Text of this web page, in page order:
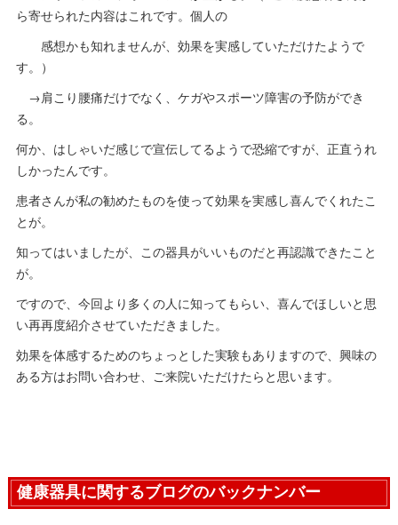
ら寄せられた内容はこれです。個人の
感想かも知れませんが、効果を実感していただけたようで
す。）
→肩こり腰痛だけでなく、ケガやスポーツ障害の予防ができ
る。
何か、はしゃいだ感じで宣伝してるようで恐縮ですが、正直うれ
しかったんです。
患者さんが私の勧めたものを使って効果を実感し喜んでくれたこ
とが。
知ってはいましたが、この器具がいいものだと再認識できたこと
が。
ですので、今回より多くの人に知ってもらい、喜んでほしいと思
い再再度紹介させていただきました。
効果を体感するためのちょっとした実験もありますので、興味の
ある方はお問い合わせ、ご来院いただけたらと思います。
健康器具に関するブログのバックナンバー